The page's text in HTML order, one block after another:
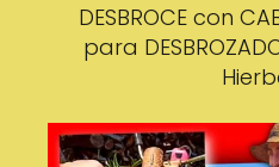
DESBROCE con
para